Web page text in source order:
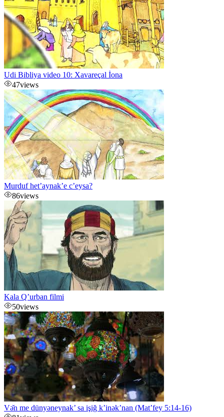
Udi Bibliya video 10: Xavareçal İona
47views
Murduf het’aynak’e c’eysa?
86views
Kala Q’urban filmi
50views
Və̌n me dünyəneynak’ sa işiğ k’inək’nan (Mat’fey 5:14-16)